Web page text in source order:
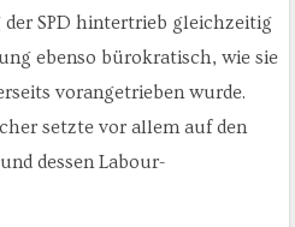
SPD hintertrieb gleichzeitig
ebenso bürokratisch, wie sie
vorangetrieben wurde.
setzte vor allem auf den
dessen Labour-